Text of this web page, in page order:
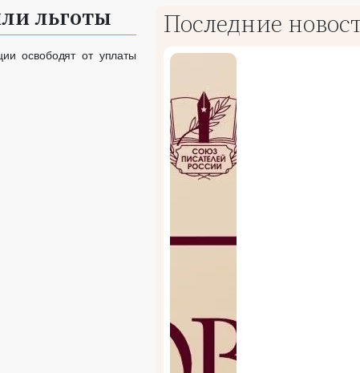
льготы
освободят от уплаты
Последние